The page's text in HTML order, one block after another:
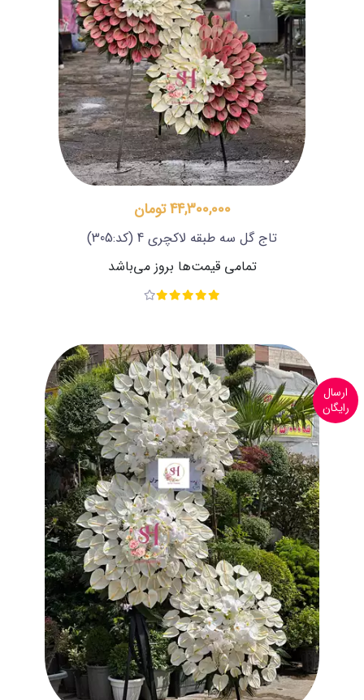
44,300,000 تومان
تاج گل سه طبقه لاکچری 4
(کد:305)
تمامی قیمت‌ها بروز می‌باشد
ارسال
رایگان